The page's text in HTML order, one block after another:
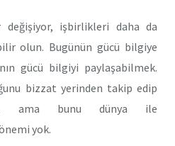
değişiyor, işbirlikleri daha da
olun. Bugünün gücü bilgiye
gücü bilgiyi paylaşabilmek.
bizzat yerinden takip edip
ama bunu dünya ile
yok.